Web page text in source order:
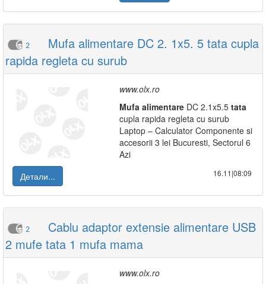
2
Mufa alimentare DC 2. 1x5. 5 tata cupla
rapida regleta cu surub
www.olx.ro
Mufa alimentare DC 2.1x5.5 tata
cupla rapida regleta cu surub
Laptop – Calculator Componente si
accesorii 3 lei Bucuresti, Sectorul 6
Azi
Детали...
16.11|08:09
2
Cablu adaptor extensie alimentare USB
2 mufe tata 1 mufa mama
www.olx.ro